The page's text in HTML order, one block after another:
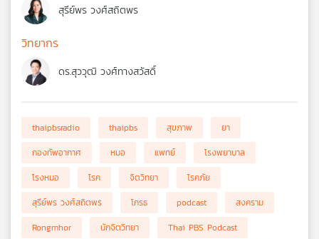
สุรีย์พร วงศ์สถิตพร
วิทยากร
ดร.สุววุฒิ วงศ์ทางสวัสดิ์
thaipbsradio thaipbs สุขภาพ
ยา
กองทัพอากาศ
หมอ แพทย์
โรงพยาบาล
โรงหมอ
โรค จิตวิทยา
โรคภัย
สุรีย์พร วงศ์สถิตพร
โกรธ podcast
สงคราม
Rongmhor
นักจิตวิทยา
Thai PBS Podcast